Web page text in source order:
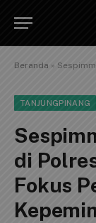
Beranda » Sespimmen
TANJUNGPINANG
di
Fokus